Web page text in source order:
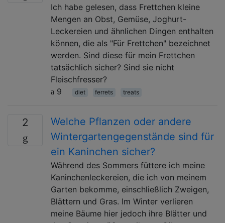
Ich habe gelesen, dass Frettchen kleine
Mengen an Obst, Gemüse, Joghurt-
Leckereien und ähnlichen Dingen enthalten
können, die als "Für Frettchen" bezeichnet
werden. Sind diese für mein Frettchen
tatsächlich sicher? Sind sie nicht
Fleischfresser?
9
diet ferrets treats
2
Welche Pflanzen oder andere
Wintergartengegenstände sind für
ein Kaninchen sicher?
Während des Sommers füttere ich meine
Kaninchenleckereien, die ich von meinem
Garten bekomme, einschließlich Zweigen,
Blättern und Gras. Im Winter verlieren
meine Bäume hier jedoch ihre Blätter und